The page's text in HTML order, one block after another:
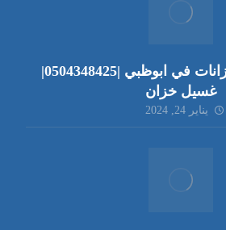
شركة تنظيف خزانات في ابوظبي |0504348425|
غسيل خزان
يناير 24, 2024